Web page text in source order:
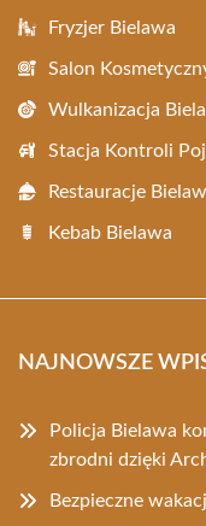
Fryzjer Bielawa
Salon
Wulkanizacja
Stacja Kontroli
Restauracje
Kebab Bielawa
NAJNOWSZE
Policja Bielawa
zbrodni dzięki
Bezpieczne